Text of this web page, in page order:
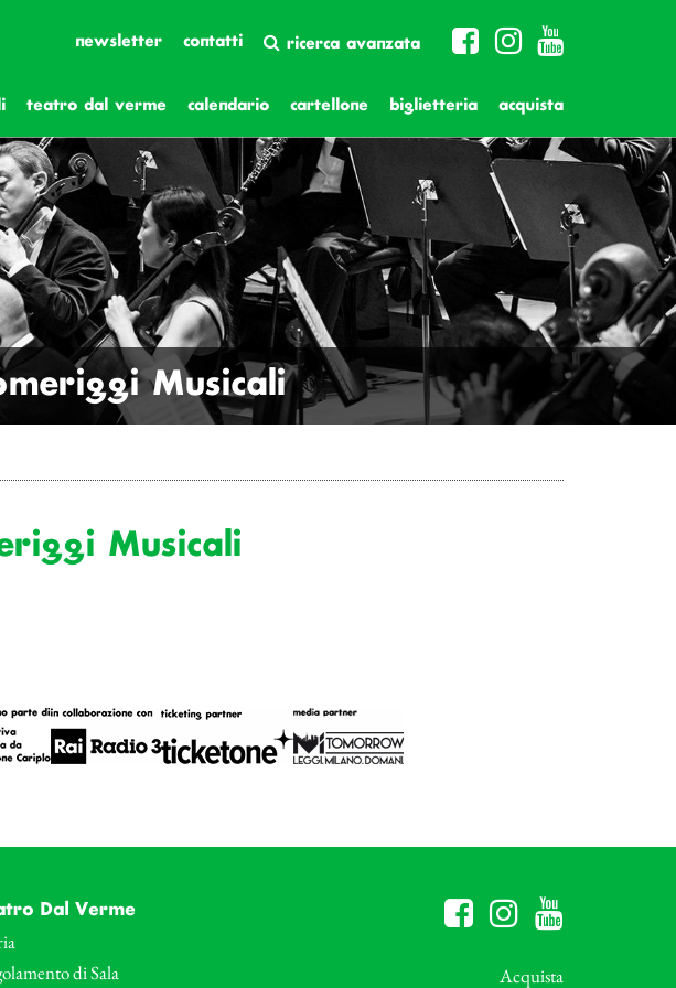
newsletter contatti ricerca avanzata
teatro dal verme calendario cartellone biglietteria acquista
Musicali
Musicali
Dal Verme
di Sala
Acquista